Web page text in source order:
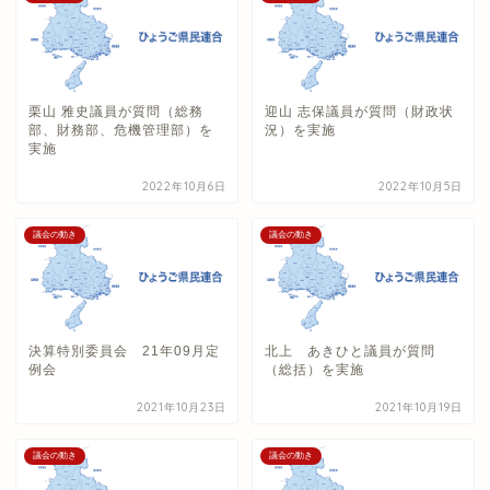
栗山 雅史議員が質問（総務
部、財務部、危機管理部）を
実施
2022年10月6日
迎山 志保議員が質問（財政状
況）を実施
2022年10月5日
議会の動き
決算特別委員会 21年09月定
例会
2021年10月23日
議会の動き
北上 あきひと議員が質問
（総括）を実施
2021年10月19日
議会の動き 議会の動き